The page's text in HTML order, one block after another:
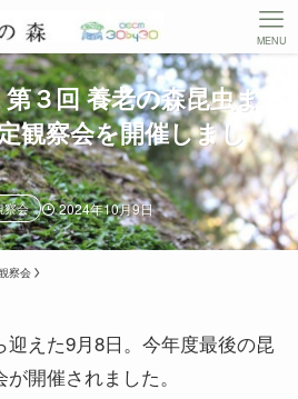
MENU
３回 養老の森昆虫ま
観察会を開催しまし
察会 2024年10月9日
察会
えた9月8日。今年度最後の昆
開催されました。